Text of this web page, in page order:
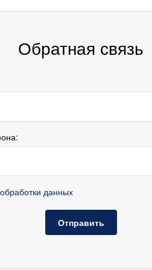
Обратная связь
данных
Отправить